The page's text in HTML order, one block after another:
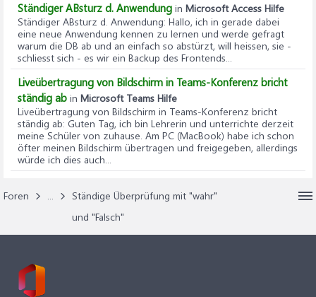
Ständiger ABsturz d. Anwendung in Microsoft Access Hilfe
Ständiger ABsturz d. Anwendung: Hallo, ich in gerade dabei
eine neue Anwendung kennen zu lernen und werde gefragt
warum die DB ab und an einfach so abstürzt, will heissen, sie -
schliesst sich - es wir ein Backup des Frontends...
Liveübertragung von Bildschirm in Teams-Konferenz bricht
ständig ab in Microsoft Teams Hilfe
Liveübertragung von Bildschirm in Teams-Konferenz bricht
ständig ab: Guten Tag, ich bin Lehrerin und unterrichte derzeit
meine Schüler von zuhause. Am PC (MacBook) habe ich schon
öfter meinen Bildschirm übertragen und freigegeben, allerdings
würde ich dies auch...
Foren ...
Ständige Überprüfung mit "wahr"
und "Falsch"